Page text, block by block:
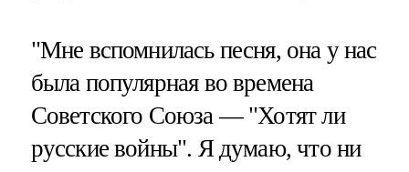
"Мне вспомнилась песня, она у нас
была популярная во времена
Советского Союза — "Хотят ли
русские войны". Я думаю, что ни